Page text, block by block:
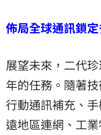
佈局全球通訊鎖
展望未來，二代
年的任務。隨著
行動通訊補充、
遠地區連網、工